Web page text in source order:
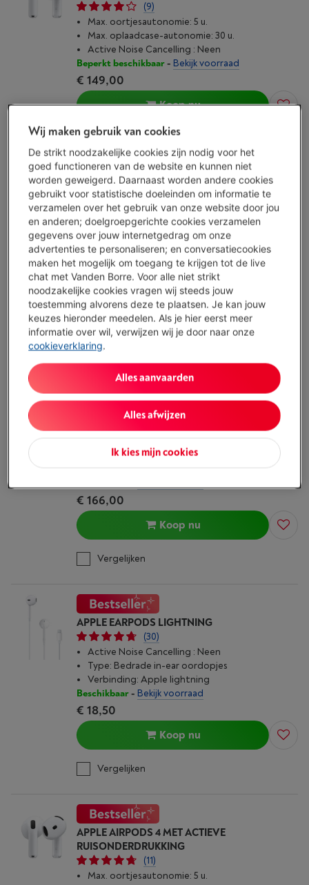
(9)
Max. oortjesautonomie: 5 u.
Max. oplaad­case-autonomie: 30 u.
Active Noise Cancelling : Neen
Beperkt beschikbaar- Bekijk voorraad
€ 149,00
Koop nu
Vergelijken
APPLE AIRPODS PRO 3
(18)
Max. oortjesautonomie: 8 u.
Max. oplaad­case-autonomie: 24 u.
Active Noise Cancelling : Ja
Beschikbaar
Bekijk voorraad
€ 219,00
Koop nu
Vergelijken
SHOKZ OPENRUN PRO 2 BLACK
Type: Bone Conduction-hoofdtelefoon
€ 166,00
Koop nu
Vergelijken
APPLE EARPODS LIGHTNING
(30)
Active Noise Cancelling : Neen
Type: Bedrade in-ear oordopjes
Verbinding: Apple lightning
Beschikbaar- Bekijk voorraad
€ 18,50
Koop nu
Vergelijken
APPLE AIRPODS 4 MET ACTIEVE
RUISONDERDRUKKING
(11)
Max. oortjesautonomie: 5 u.
Wij maken gebruik van cookies
De strikt noodzakelijke cookies zijn nodig voor het
goed functioneren van de website en kunnen niet
worden geweigerd. Daarnaast worden andere cookies
gebruikt voor statistische doeleinden om informatie te
verzamelen over het gebruik van onze website door jou
en anderen; doelgroepgerichte cookies verzamelen
gegevens over jouw internetgedrag om onze
advertenties te personaliseren; en conversatiecookies
maken het mogelijk om toegang te krijgen tot de live
chat met Vanden Borre. Voor alle niet strikt
noodzakelijke cookies vragen wij steeds jouw
toestemming alvorens deze te plaatsen. Je kan jouw
keuzes hieronder meedelen. Als je hier eerst meer
informatie over wil, verwijzen wij je door naar onze
cookieverklaring.
Ik kies mijn cookies
Alles afwijzen
Alles aanvaarden